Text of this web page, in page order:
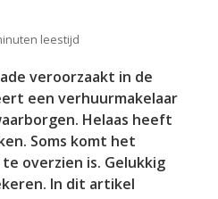
leestijd
veroorzaakt in de
een verhuurmakelaar
Helaas heeft
Soms komt het
overzien is. Gelukkig
In dit artikel